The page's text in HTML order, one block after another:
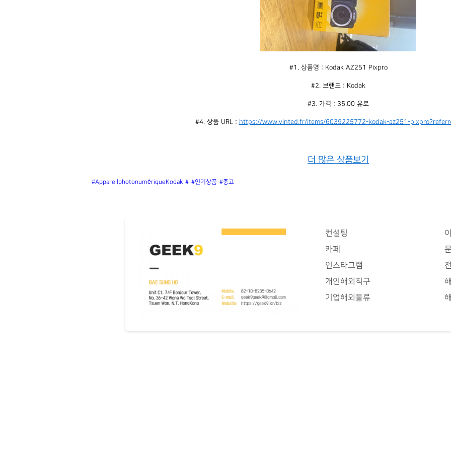
#1. 상품명 : Kodak AZ251 Pixpro
#2. 브랜드 : Kodak
#3. 가격 : 35.00 유로
#4. 상품 URL : https://www.vinted.fr/items/6039225772-kodak-az251-
더 많은 상품보기
#AppareilphotonumériqueKodak # #인기상품 #중고
컨설팅
카페
인스타그램
개인해외직구
기업해외물류